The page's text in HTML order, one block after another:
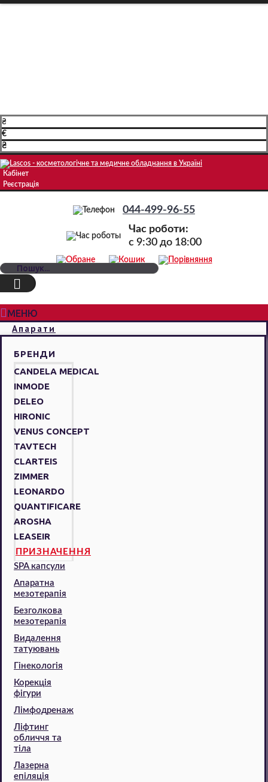
₴
€
₴
Кабінет
Реєстрація
044-499-96-55
Час роботи:
c 9:30 до 18:00
МЕНЮ
Апарати
БРЕНДИ
CANDELA MEDICAL
INMODE
DELEO
HIRONIC
VENUS CONCEPT
TAVTECH
CLARTEIS
ZIMMER
LEONARDO
QUANTIFICARE
AROSHA
LEASEIR
ПРИЗНАЧЕННЯ
SPA капсули
Апаратна
мезотерапія
Безголкова
мезотерапія
Видалення
татуювань
Гінекологія
Корекція
фігури
Лімфодренаж
Ліфтинг
обличчя та
тіла
Лазерна
епіляція